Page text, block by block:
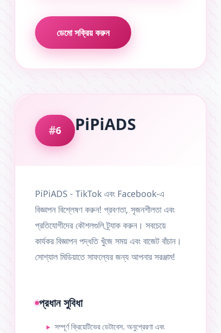
ডেমো সক্রিয় করুন
6 PiPiADS
PiPiADS - TikTok এবং Facebook-এ
বিজ্ঞাপন বিশ্লেষণ করুন! প্রবণতা, সৃজনশীলতা এবং
প্রতিযোগীদের কৌশলগুলি ট্র্যাক করুন। সবচেয়ে
কার্যকর বিজ্ঞাপন পদ্ধতি খুঁজে সময় এবং বাজেট বাঁচান।
সোশ্যাল মিডিয়াতে সাফল্যের জন্য আপনার সরঞ্জাম!
প্রধান সুবিধা
সম্পূর্ণ ক্রিয়েটিভের ডেটাবেস. অনুপ্রেরণা এবং